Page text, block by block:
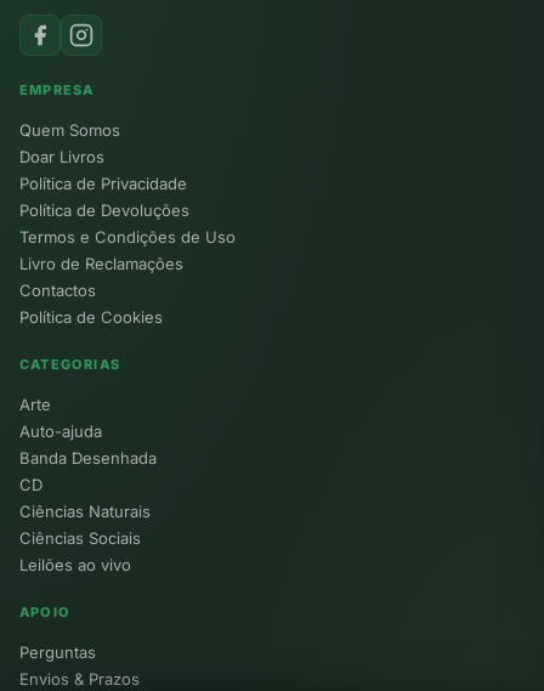
EMPRESA
Quem Somos
Doar Livros
Política de Privacidade
Política de Devoluções
Termos e Condições de Uso
Livro de Reclamações
Contactos
Política de Cookies
CATEGORIAS
Arte
Auto-ajuda
Banda Desenhada
CD
Ciências Naturais
Ciências Sociais
Leilões ao vivo
APOIO
Perguntas
Envios & Prazos